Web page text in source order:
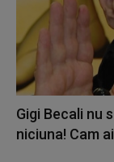
Gigi Becali nu
niciuna! Cam